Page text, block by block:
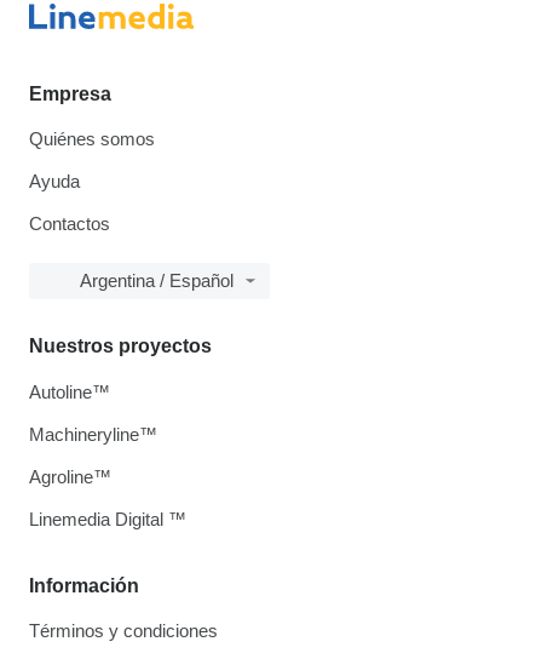
Empresa
Quiénes somos
Ayuda
Contactos
Argentina / Español
Información
Términos y condiciones
Nuestros proyectos
Autoline™
Machineryline™
Agroline™
Linemedia Digital ™